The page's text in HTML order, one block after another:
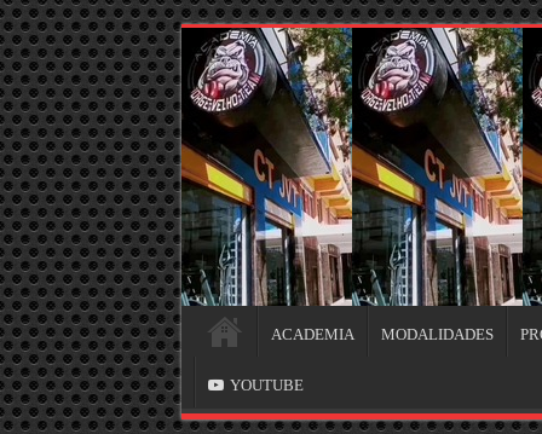
ACADEMIA MODALIDADES
YOUTUBE